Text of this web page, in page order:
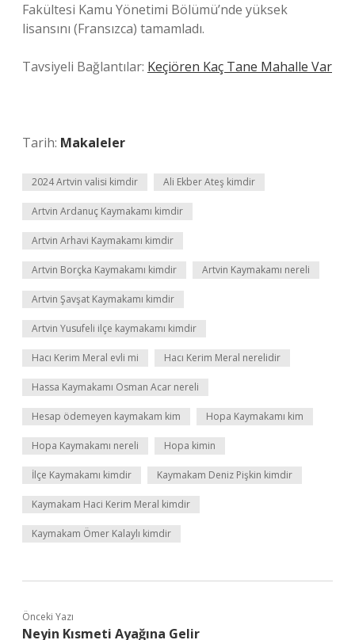
Fakültesi Kamu Yönetimi Bölümü’nde yüksek
lisansını (Fransızca) tamamladı.
Tavsiyeli Bağlantılar: Keçiören Kaç Tane Mahalle Var
Tarih: Makaleler
2024 Artvin valisi kimdir Ali Ekber Ateş kimdir
Artvin Ardanuç Kaymakamı kimdir
Artvin Arhavi Kaymakamı kimdir
Artvin Borçka Kaymakamı kimdir Artvin Kaymakamı nereli
Artvin Şavşat Kaymakamı kimdir
Artvin Yusufeli ilçe kaymakamı kimdir
Hacı Kerim Meral evli mi Hacı Kerim Meral nerelidir
Hassa Kaymakamı Osman Acar nereli
Hesap ödemeyen kaymakam kim Hopa Kaymakamı kim
Hopa Kaymakamı nereli Hopa kimin
İlçe Kaymakamı kimdir Kaymakam Deniz Pişkin kimdir
Kaymakam Haci Kerim Meral kimdir
Kaymakam Ömer Kalaylı kimdir
Önceki Yazı
Neyin Kısmeti Ayağına Gelir